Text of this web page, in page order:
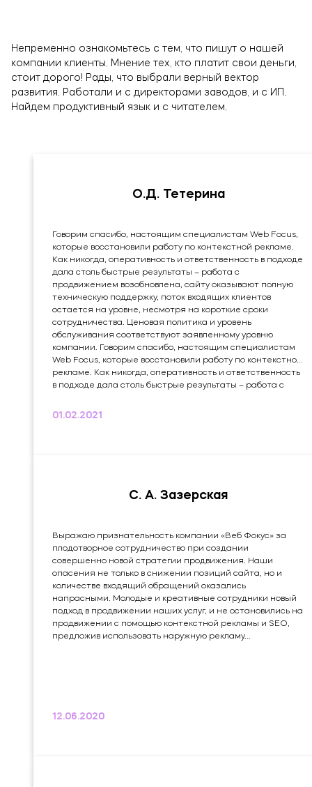
Непременно ознакомьтесь с тем, что пишут о нашей
компании клиенты. Мнение тех, кто платит свои деньги,
стоит дорого! Рады, что выбрали верный вектор
развития. Работали и с директорами заводов, и с ИП.
Найдем продуктивный язык и с читателем.
О.Д. Тетерина
Говорим спасибо, настоящим специалистам Web Focus,
которые восстановили работу по контекстной рекламе.
Как никогда, оперативность и ответственность в подходе
дала столь быстрые результаты – работа с
продвижением возобновлена, сайту оказывают полную
техническую поддержку, поток входящих клиентов
остается на уровне, несмотря на короткие сроки
сотрудничества. Ценовая политика и уровень
обслуживания соответствуют заявленному уровню
компании. Говорим спасибо, настоящим специалистам
Web Focus, которые восстановили работу по контекстной
рекламе. Как никогда, оперативность и ответственность
в подходе дала столь быстрые результаты – работа с
техническую поддержку, поток входящих клиентов
01.02.2021
С. А. Зазерская
Выражаю признательность компании «Веб Фокус» за
плодотворное сотрудничество при создании
совершенно новой стратегии продвижения. Наши
опасения не только в снижении позиций сайта, но и
количестве входящий обращений оказались
напрасными. Молодые и креативные сотрудники новый
подход в продвижении наших услуг, и не остановились на
продвижении с помощью контекстной рекламы и SEO,
предложив использовать наружную рекламу...
12.06.2020